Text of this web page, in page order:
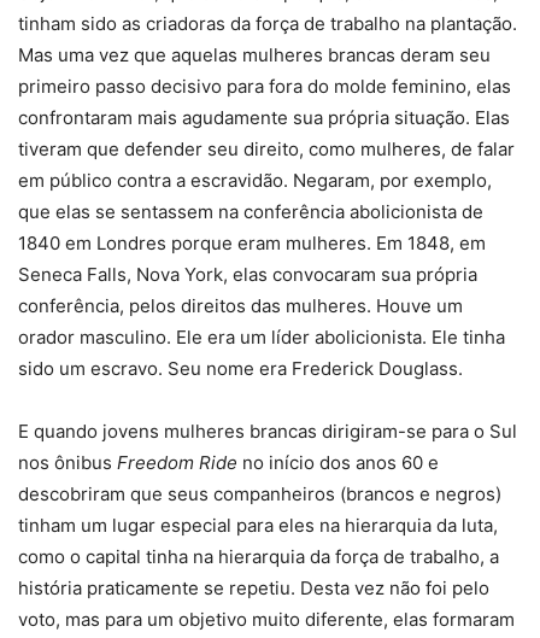
tinham sido as criadoras da força de trabalho na plantação.
Mas uma vez que aquelas mulheres brancas deram seu
primeiro passo decisivo para fora do molde feminino, elas
confrontaram mais agudamente sua própria situação. Elas
tiveram que defender seu direito, como mulheres, de falar
em público contra a escravidão. Negaram, por exemplo,
que elas se sentassem na conferência abolicionista de
1840 em Londres porque eram mulheres. Em 1848, em
Seneca Falls, Nova York, elas convocaram sua própria
conferência, pelos direitos das mulheres. Houve um
orador masculino. Ele era um líder abolicionista. Ele tinha
sido um escravo. Seu nome era Frederick Douglass.
E quando jovens mulheres brancas dirigiram-se para o Sul
nos ônibus Freedom Ride no início dos anos 60 e
descobriram que seus companheiros (brancos e negros)
tinham um lugar especial para eles na hierarquia da luta,
como o capital tinha na hierarquia da força de trabalho, a
história praticamente se repetiu. Desta vez não foi pelo
voto, mas para um objetivo muito diferente, elas formaram